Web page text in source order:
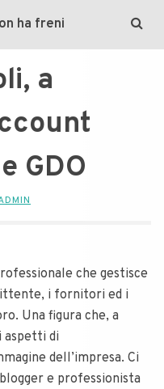
ha freni
a
GDO
che gestisce
i fornitori ed i
Una figura che, a
aspetti di
dell’impresa. Ci
e professionista